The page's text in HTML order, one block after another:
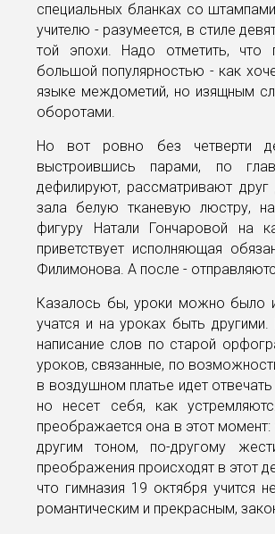
специальных бланках со
учителю - разумеется, в стиле
той эпохи. Надо отметить, что
большой популярностью - как
языке междометий, но изящным
оборотами.
Но вот ровно без четверти
выстроившись парами, по
дефилируют, рассматривают
зала белую тканевую люстру,
фигуру Натали Гончаровой на
приветствует исполняющая
Филимонова. А после -
Казалось бы, уроки можно было
учатся и на уроках быть
написание слов по старой
уроков, связанные, по
в воздушном платье идет
но несет себя, как
преображается она в этот
другим тоном, по-другому
преображения происходят в этот
что гимназия 19 октября учится
романтическим и прекрасным,